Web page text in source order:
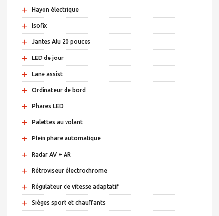
+ Hayon électrique
+ Isofix
+ Jantes Alu 20 pouces
+ LED de jour
+ Lane assist
+ Ordinateur de bord
+ Phares LED
+ Palettes au volant
+ Plein phare automatique
+ Radar AV + AR
+ Rétroviseur électrochrome
+ Régulateur de vitesse adaptatif
+ Sièges sport et chauffants